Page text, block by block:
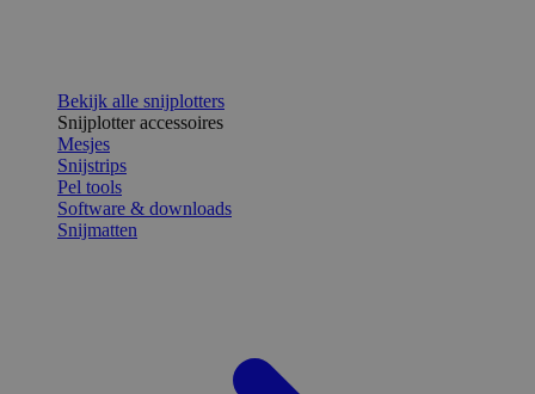
Bekijk alle snijplotters
Snijplotter accessoires
Mesjes
Snijstrips
Pel tools
Software & downloads
Snijmatten